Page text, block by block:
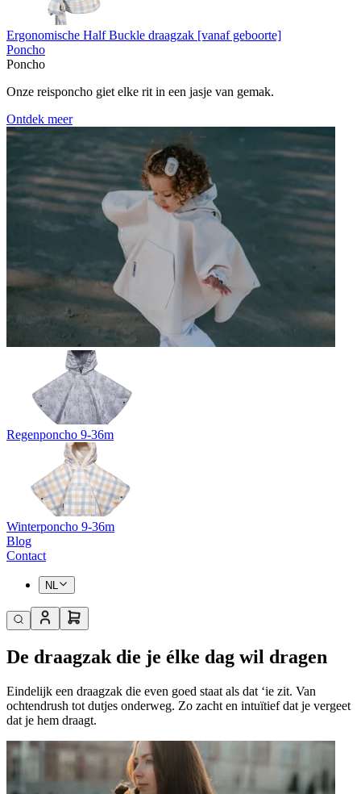
Ergonomische Half Buckle draagzak [vanaf geboorte]
Poncho
Poncho
Onze reisponcho giet elke rit in een jasje van gemak.
Ontdek meer
Regenponcho 9-36m
Winterponcho 9-36m
Blog
Contact
NL
De draagzak die je élke dag wil dragen
Eindelijk een draagzak die even goed staat als dat ‘ie zit. Van
ochtendrush tot dutjes onderweg. Zo zacht en intuïtief dat je vergeet
dat je hem draagt.